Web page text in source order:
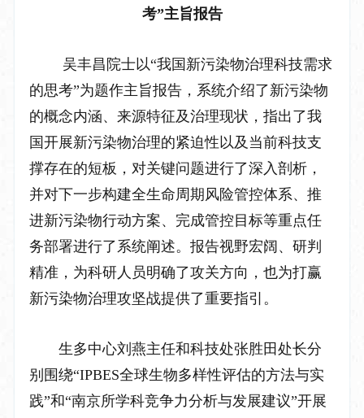
考”主旨报告
吴丰昌院士以“我国新污染物治理科技需求
的思考”为题作主旨报告，系统介绍了新污染物
的概念内涵、来源特征及治理现状，指出了我
国开展新污染物治理的紧迫性以及当前科技支
撑存在的短板，对关键问题进行了深入剖析，
并对下一步构建全生命周期风险管控体系、推
进新污染物行动方案、完成管控目标等重点任
务部署进行了系统阐述。报告视野宏阔、研判
精准，为科研人员明确了攻关方向，也为打赢
新污染物治理攻坚战提供了重要指引。
生多中心刘燕主任和科技处张胜田处长分
别围绕“IPBES全球生物多样性评估的方法与实
践”和“南京所学科竞争力分析与发展建议”开展